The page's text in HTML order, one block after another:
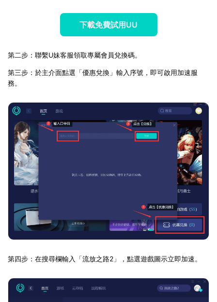
下載免費試用UU
第二步：聯繫U妹客服領取專屬會員兌換碼。
第三步：於主介面點選「優惠兌換」輸入序號，即可啟用加速服
務。
第四步：在搜尋欄輸入「流放之路2」，點選遊戲圖示立即加速。